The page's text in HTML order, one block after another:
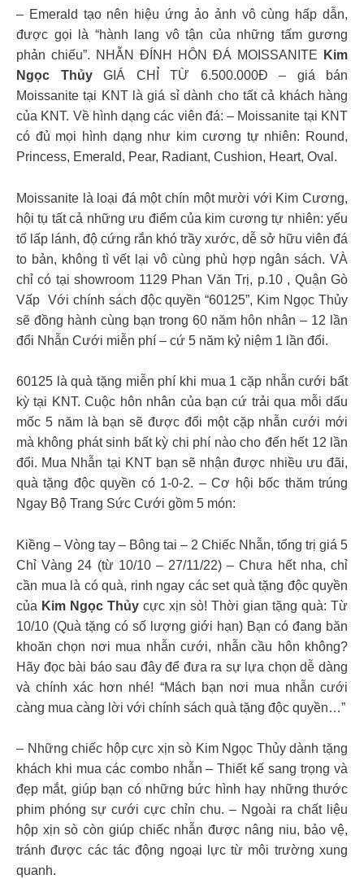
– Emerald tạo nên hiệu ứng ảo ảnh vô cùng hấp dẫn,
được gọi là “hành lang vô tận của những tấm gương
phản chiếu”. NHẪN ĐÍNH HÔN ĐÁ MOISSANITE
Kim
Ngọc Thủy GIÁ CHỈ TỪ 6.500.000Đ – giá bán
Moissanite tại KNT là giá sỉ dành cho tất cả khách hàng
của KNT. Về hình dạng các viên đá: – Moissanite tại KNT
có đủ mọi hình dạng như kim cương tự nhiên: Round,
Princess, Emerald, Pear, Radiant, Cushion, Heart, Oval.
Moissanite là loại đá một chín một mười với Kim Cương,
hội tụ tất cả những ưu điểm của kim cương tự nhiên: yếu
tố lấp lánh, độ cứng rắn khó trầy xước, dễ sở hữu viên đá
to bản, không tì vết lại vô cùng phù hợp ngân sách. VÀ
chỉ có tại showroom 1129 Phan Văn Trị, p.10 , Quận Gò
Vấp Với chính sách độc quyền “60125”, Kim Ngọc Thủy
sẽ đồng hành cùng bạn trong 60 năm hôn nhân – 12 lần
đổi Nhẫn Cưới miễn phí – cứ 5 năm kỷ niệm 1 lần đổi.
60125 là quà tặng miễn phí khi mua 1 cặp nhẫn cưới bất
kỳ tại KNT. Cuộc hôn nhân của bạn cứ trải qua mỗi dấu
mốc 5 năm là bạn sẽ được đổi một cặp nhẫn cưới mới
mà không phát sinh bất kỳ chi phí nào cho đến hết 12 lần
đổi. Mua Nhẫn tại KNT bạn sẽ nhận được nhiều ưu đãi,
quà tặng độc quyền có 1-0-2. – Cơ hội bốc thăm trúng
Ngay Bộ Trang Sức Cưới gồm 5 món:
Kiềng – Vòng tay – Bông tai – 2 Chiếc Nhẫn, tổng trị giá 5
Chỉ Vàng 24 (từ 10/10 – 27/11/22) – Chưa hết nha, chỉ
cần mua là có quà, rinh ngay các set quà tặng độc quyền
của Kim Ngọc Thủy cực xịn sò! Thời gian tặng quà: Từ
10/10 (Quà tặng có số lượng giới hạn) Bạn có đang băn
khoăn chọn nơi mua nhẫn cưới, nhẫn cầu hôn không?
Hãy đọc bài báo sau đây để đưa ra sự lựa chọn dễ dàng
và chính xác hơn nhé! “Mách bạn nơi mua nhẫn cưới
càng mua càng lời với chính sách quà tặng độc quyền…”
– Những chiếc hộp cực xịn sò Kim Ngọc Thủy dành tặng
khách khi mua các combo nhẫn – Thiết kế sang trọng và
đẹp mắt, giúp bạn có những bức hình hay những thước
phim phóng sự cưới cực chỉn chu. – Ngoài ra chất liệu
hộp xịn sò còn giúp chiếc nhẫn được nâng niu, bảo vệ,
tránh được các tác động ngoại lực từ môi trường xung
quanh.